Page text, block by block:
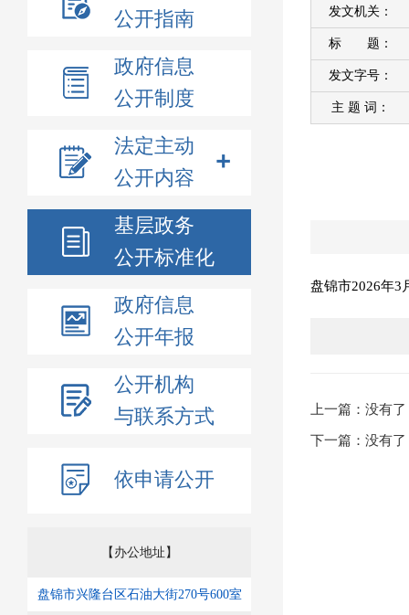
公开指南
政府信息
公开制度
法定主动
公开内容
基层政务
公开标准化
政府信息
公开年报
公开机构
与联系方式
依申请公开
【办公地址】
盘锦市兴隆台区石油大街270号600室
发文机关：
标 题：
发文字号：
主 题 词：
盘锦市2026年3
上一篇：没有了
下一篇：没有了